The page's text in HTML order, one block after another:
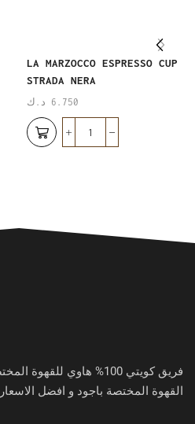
LA MARZOCCO ESPRESSO CUP
STRADA NERA
6.750 د.ك
فريق كويتي 100% هاوي
القهوة المختصة باجود و افضل الاسعار